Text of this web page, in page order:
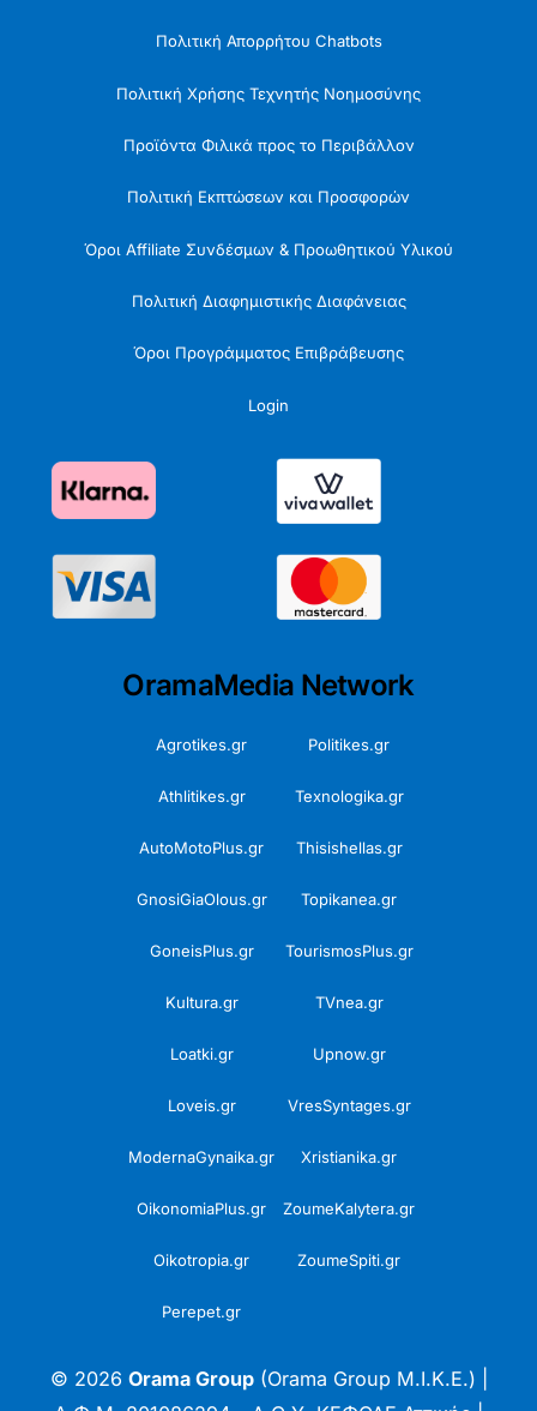
Πολιτική Απορρήτου Chatbots
Πολιτική Χρήσης Τεχνητής Νοημοσύνης
Προϊόντα Φιλικά προς το Περιβάλλον
Πολιτική Εκπτώσεων και Προσφορών
Όροι Affiliate Συνδέσμων & Προωθητικού Υλικού
Πολιτική Διαφημιστικής Διαφάνειας
Όροι Προγράμματος Επιβράβευσης
Login
OramaMedia Network
Agrotikes.gr Politikes.gr
Athlitikes.gr Texnologika.gr
AutoMotoPlus.gr Thisishellas.gr
GnosiGiaOlous.gr Topikanea.gr
GoneisPlus.gr TourismosPlus.gr
Kultura.gr TVnea.gr
Loatki.gr Upnow.gr
Loveis.gr VresSyntages.gr
ModernaGynaika.gr Xristianika.gr
OikonomiaPlus.gr ZoumeKalytera.gr
Oikotropia.gr ZoumeSpiti.gr
Perepet.gr
© 2026 Orama Group(Orama Group Μ.Ι.Κ.Ε.) |